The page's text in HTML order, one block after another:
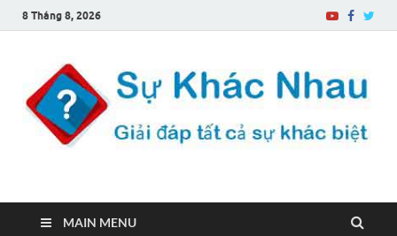
8 Tháng 8, 2026
Sự Khác Nhau
MAIN MENU